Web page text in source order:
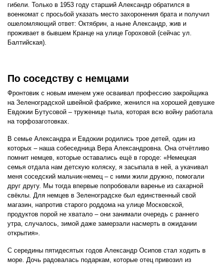
гибели. Только в 1953 году старший Александр обратился в
военкомат с просьбой указать место захоронения брата и получил
ошеломляющий ответ: Октябрин, а ныне Александр, жив и
проживает в бывшем Кранце на улице Гороховой (сейчас ул.
Балтийская).
По соседству с немцами
Фронтовик с новым именем уже осваивал профессию закройщика
на Зеленоградской швейной фабрике, женился на хорошей девушке
Евдокии Бутусовой – труженице тыла, которая всю войну работала
на торфозаготовках.
В семье Александра и Евдокии родились трое детей, один из
которых – наша собеседница Вера Александровна. Она отчётливо
помнит немцев, которые оставались ещё в городе: «Немецкая
семья отдала нам детскую коляску, я засыпала в ней, а укачивал
меня соседский мальчик-немец – с ними жили дружно, помогали
друг другу. Мы тогда впервые попробовали варенье из сахарной
свёклы. Для немцев в Зеленоградске был единственный свой
магазин, напротив старого роддома на улице Московской,
продуктов порой не хватало – они занимали очередь с раннего
утра, случалось, зимой даже замерзали насмерть в ожидании
открытия».
С середины пятидесятых годов Александр Осипов стал ходить в
море. Дочь радовалась подаркам, которые отец привозил из